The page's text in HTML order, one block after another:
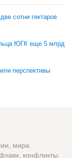
сотни гектаров
ЮГК еще 5 млрд
перспективы
мира.
конфликты,